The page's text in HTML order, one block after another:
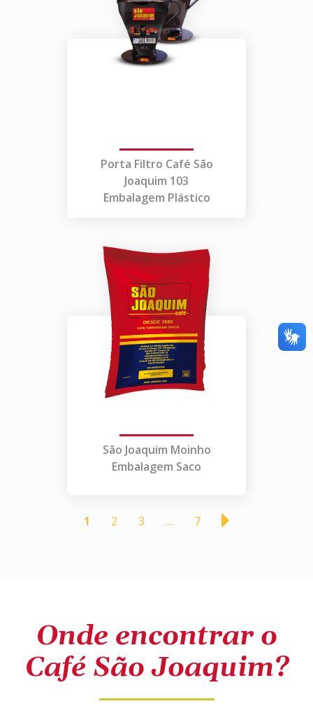
Porta Filtro Café São
Joaquim 103
Embalagem Plástico
São Joaquim Moinho
Embalagem Saco
1 2 3 … 7
Onde encontrar o
Café São Joaquim?